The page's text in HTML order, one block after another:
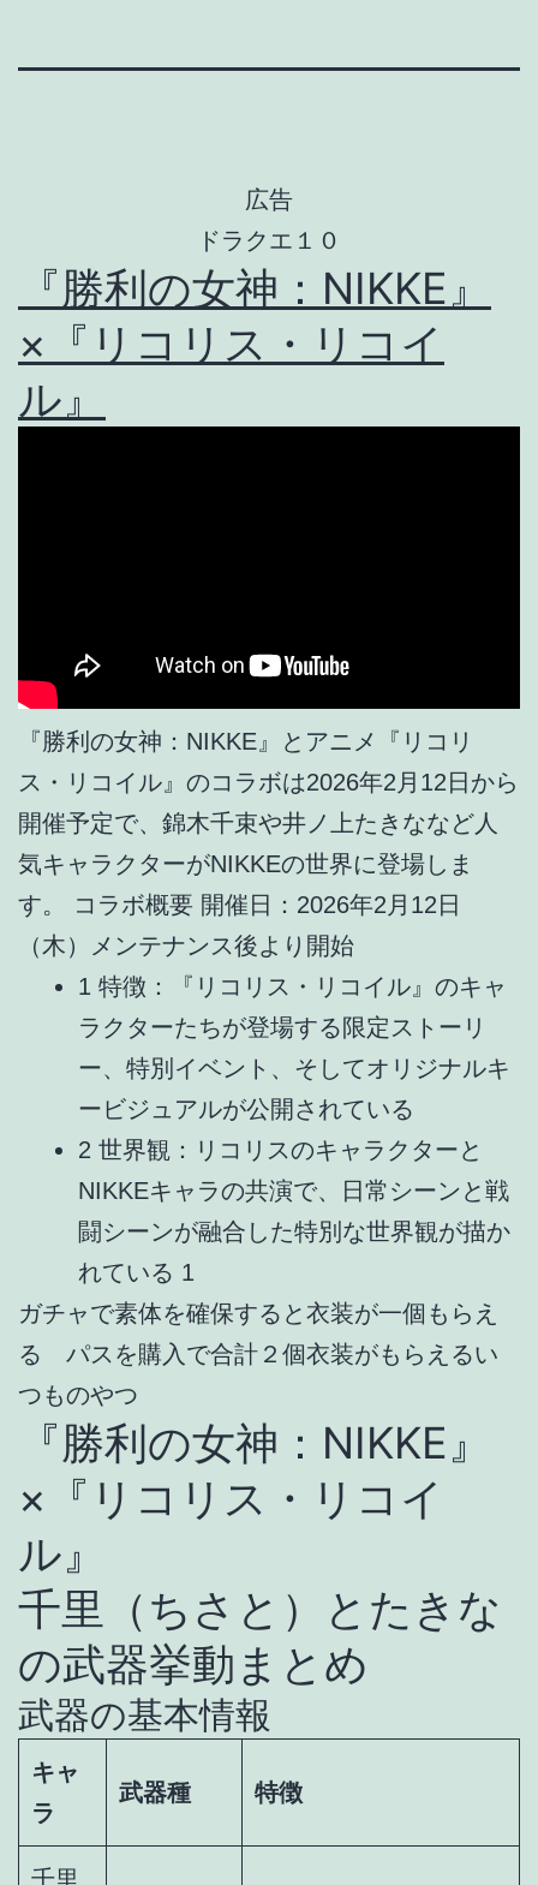
広告
ドラクエ１０
『勝利の女神：NIKKE』
×『リコリス・リコイ
ル』
『勝利の女神：NIKKE』とアニメ『リコリ
ス・リコイル』のコラボは2026年2月12日から
開催予定で、錦木千束や井ノ上たきななど人
気キャラクターがNIKKEの世界に登場しま
す。 コラボ概要 開催日：2026年2月12日
（木）メンテナンス後より開始
1 特徴：『リコリス・リコイル』のキャ
ラクターたちが登場する限定ストーリ
ー、特別イベント、そしてオリジナルキ
ービジュアルが公開されている
2 世界観：リコリスのキャラクターと
NIKKEキャラの共演で、日常シーンと戦
闘シーンが融合した特別な世界観が描か
れている 1
ガチャで素体を確保すると衣装が一個もらえ
る パスを購入で合計２個衣装がもらえるい
つものやつ
『勝利の女神：NIKKE』
×『リコリス・リコイ
ル』
千里（ちさと）とたきな
の武器挙動まとめ
武器の基本情報
キャ
ラ
武器種 特徴
千里